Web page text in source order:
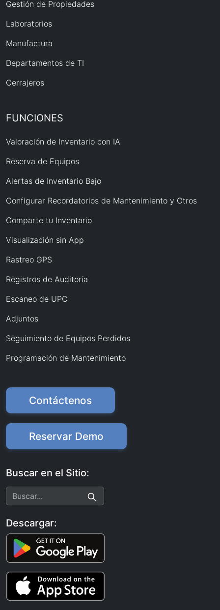
Gestión de Propiedades
Laboratorios
Manufactura
Departamentos de TI
Cerrajeros
FUNCIONES
Valoración de Inventario con IA
Reserva de Equipos
Alertas de Inventario Bajo
Configurar Recordatorios de Mantenimiento y Otros
Comparte tu Inventario
Visualización sin App
Rastreo GPS
Registros de Auditoría
Escaneo de UPC
Adjuntos
Seguimiento de Equipos Perdidos
Programación de Mantenimiento
Contáctenos
Reservar Demo
Buscar en el Sitio:
Descargar: